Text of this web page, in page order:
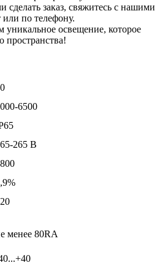
сделать заказ, свяжитесь с нашими
или по телефону.
уникальное освещение, которое
пространства!
6500
265 В
менее 80RA